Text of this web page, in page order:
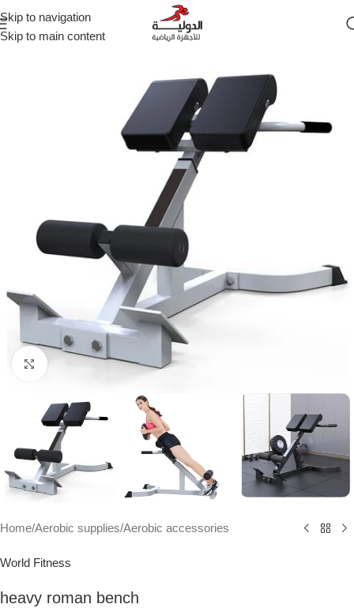
Skip to navigation
Skip to main content
Click to enlarge
Home/Aerobic supplies/Aerobic accessories
World Fitness
heavy roman bench